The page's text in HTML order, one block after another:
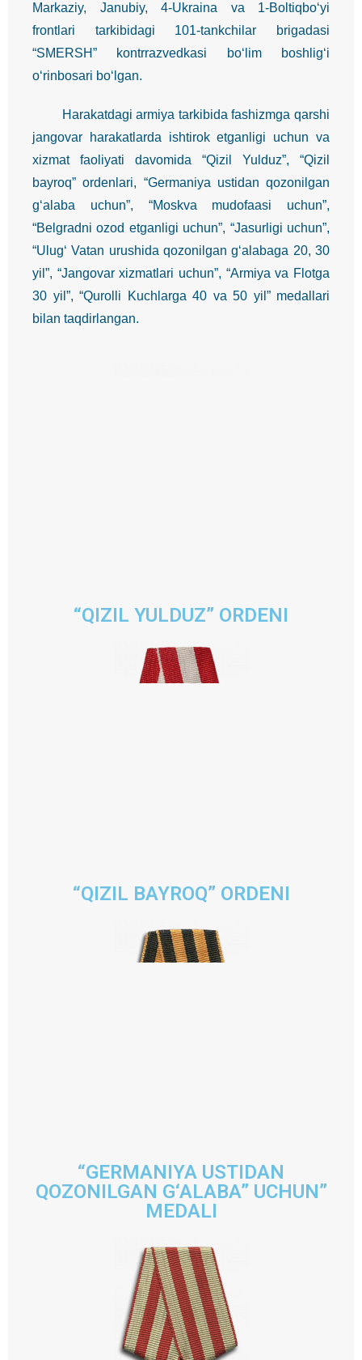
Markaziy, Janubiy, 4-Ukraina va 1-Boltiqbo‘yi
frontlari tarkibidagi 101-tankchilar brigadasi
“SMERSH” kontrrazvedkasi bo‘lim boshlig‘i
o‘rinbosari bo‘lgan.
Harakatdagi armiya tarkibida fashizmga qarshi
jangovar harakatlarda ishtirok etganligi uchun va
xizmat faoliyati davomida “Qizil Yulduz”, “Qizil
bayroq” ordenlari, “Germaniya ustidan qozonilgan
g‘alaba uchun”, “Moskva mudofaasi uchun”,
“Belgradni ozod etganligi uchun”, “Jasurligi uchun”,
“Ulug‘ Vatan urushida qozonilgan g‘alabaga 20, 30
yil”, “Jangovar xizmatlari uchun”, “Armiya va Flotga
30 yil”, “Qurolli Kuchlarga 40 va 50 yil” medallari
bilan taqdirlangan.
“QIZIL YULDUZ” ORDENI
“QIZIL BAYROQ” ORDENI
“GERMANIYA USTIDAN
QOZONILGAN G‘ALABA” UCHUN”
MEDALI